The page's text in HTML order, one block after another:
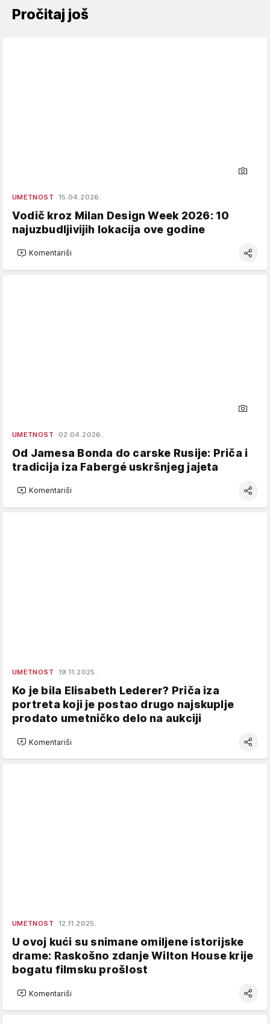
Pročitaj još
UMETNOST 15.04.2026.
Vodič kroz Milan Design Week 2026: 10
najuzbudljivijih lokacija ove godine
Komentariši
UMETNOST 02.04.2026.
Od Jamesa Bonda do carske Rusije: Priča i
tradicija iza Fabergé uskršnjeg jajeta
Komentariši
UMETNOST 19.11.2025.
Ko je bila Elisabeth Lederer? Priča iza
portreta koji je postao drugo najskuplje
prodato umetničko delo na aukciji
Komentariši
UMETNOST 12.11.2025.
U ovoj kući su snimane omiljene istorijske
drame: Raskošno zdanje Wilton House krije
bogatu filmsku prošlost
Komentariši